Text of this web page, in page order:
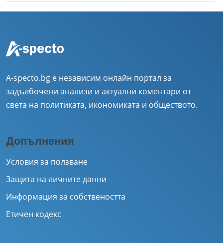
A-specto.bg е независим онлайн портал за
задълбочени анализи и актуални коментари от
света на политиката, икономиката и обществото.
Допълнения
Условия за ползване
Защита на личните данни
Информация за собствеността
Етичен кодекс